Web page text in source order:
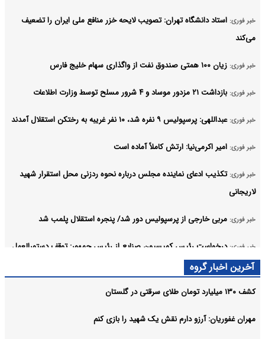
خبر فوری: استاد دانشگاه تهران: تصویب لایحه خزر منافع ملی ایران را تضعیف
می‌کند
خبر فوری: زیان ۱۰۰ همتی صندوق نفت از واگذاری سهام خلیج فارس
خبر فوری: بازداشت ۲۱ مزدور موساد و ۴ شرور مسلح توسط وزارت اطلاعات
خبر فوری: عبداللهی: پرسپولیس ۹ نفره شد، ۱۰ نفر غریبه به رختکن استقلال آمدند
خبر فوری: امیر اکرمی‌نیا: ارتش کاملاً آماده است
خبر فوری: تکذیب ادعای نماینده مجلس درباره نحوه ردزنی محل استقرار شهید
لاریجانی
خبر فوری: مربی خارجی از پرسپولیس دور شد/ پنجره استقلال پلمب شد
خبر فوری: درخواست رئیس کمیسیون صنایع از رئیس جمهور: توقف دستورالعمل
احراز صلاحیت مدیران عامل
آرشیو
آخرین اخبار گروه
کشف ۱۳۰ میلیارد تومان طلای سرقتی در گلستان
مهران غفوریان: آرزو دارم نقش یک شهید را بازی کنم